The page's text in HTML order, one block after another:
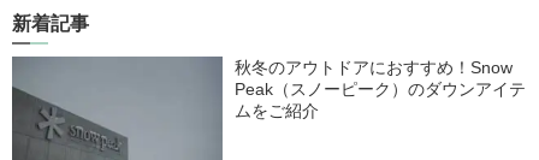
新着記事
秋冬のアウトドアにおすすめ！Snow
Peak（スノーピーク）のダウンアイテ
ムをご紹介